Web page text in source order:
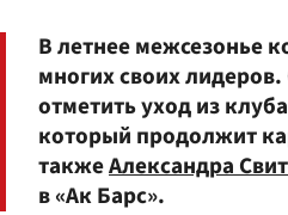
В летнее межсезонье
многих своих
отметить уход из клуба
который продолжит
такжеАлександра
в «Ак Барс».